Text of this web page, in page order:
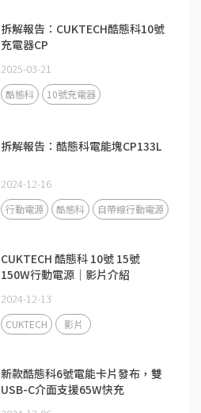
拆解報告：CUKTECH酷態科10號
充電器CP
2025-03-21
酷態科 10號充電器
拆解報告：酷態科電能塊CP133L
2024-12-16
行動電源 酷態科 自帶線行動電源
CUKTECH 酷態科 10號 15號
150W行動電源｜影片介紹
2024-12-13
CUKTECH 影片
新款酷態科6號電能卡片發布，雙
USB-C介面支援65W快充